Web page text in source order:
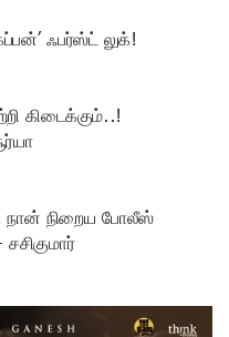
ஃபர்ஸ்ட் லுக்!
கிடைக்கும்..!
நான் நிறைய போலீஸ்